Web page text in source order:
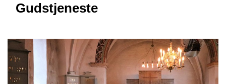
Gudstjeneste